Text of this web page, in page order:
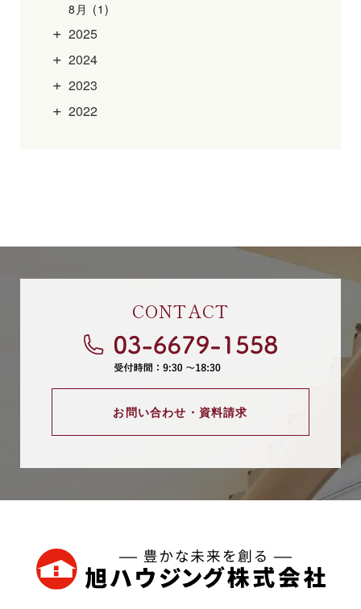
8月 (1)
2025
2024
2023
2022
CONTACT
お問い合わせ・資料請求